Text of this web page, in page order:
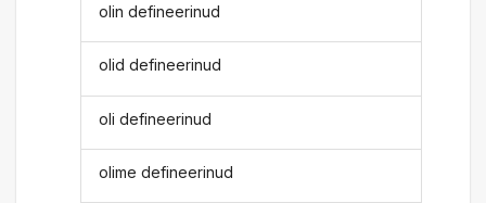
olin defineerinud
olid defineerinud
oli defineerinud
olime defineerinud